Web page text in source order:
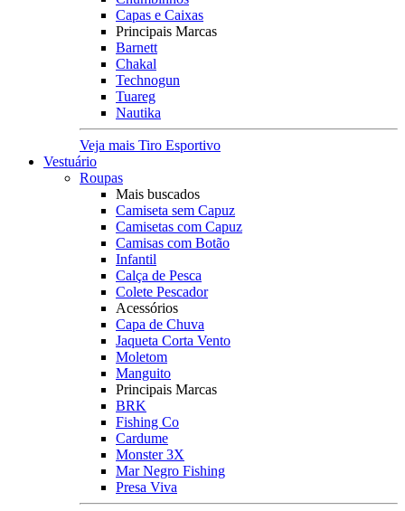
Capas e Caixas
Principais Marcas
Barnett
Chakal
Technogun
Tuareg
Nautika
Veja mais Tiro Esportivo
Vestuário
Roupas
Mais buscados
Camiseta sem Capuz
Camisetas com Capuz
Camisas com Botão
Infantil
Calça de Pesca
Colete Pescador
Acessórios
Capa de Chuva
Jaqueta Corta Vento
Moletom
Manguito
Principais Marcas
BRK
Fishing Co
Cardume
Monster 3X
Mar Negro Fishing
Presa Viva